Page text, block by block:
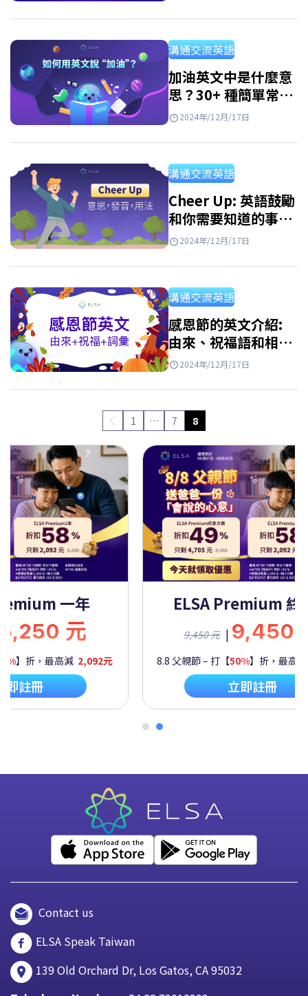
溝通交流英語
加油英文中是什麼意
思？30+ 種簡單常用
的英文激勵方式
2024年/12月/17日
溝通交流英語
Cheer Up: 英語鼓勵
和你需要知道的事
情！
2024年/12月/17日
溝通交流英語
感恩節的英文介紹:
由來、祝福語和相關
詞彙
2024年/12月/17日
1 … 7 8
一年
元
】折，最高減 2,092元
即註冊
ELSA Premium 終
9,450 元 | 9,450
8.8 父親節 – 打【50%】折，最高
立即註冊
Contact us
ELSA Speak Taiwan
139 Old Orchard Dr, Los Gatos, CA 95032